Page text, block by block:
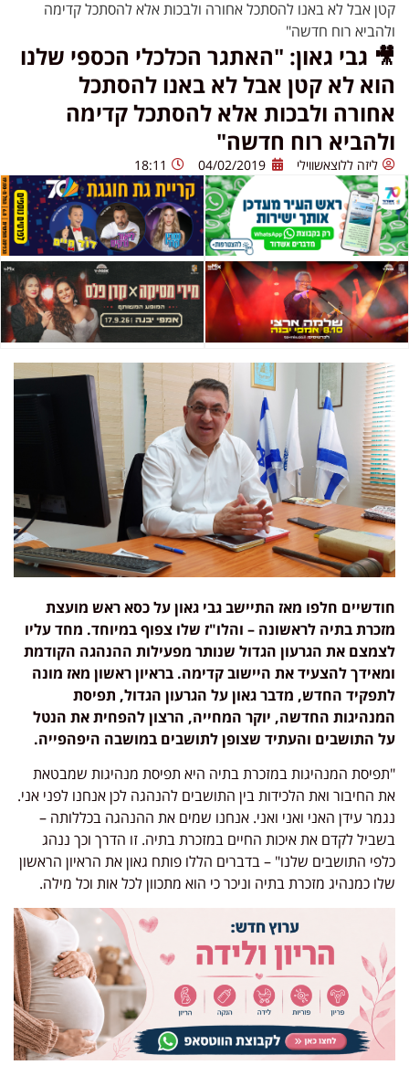
אבל לא באנו להסתכל אחורה ולבכות אלא להסתכל קדימה
רוח חדשה"
גבי גאון: "האתגר הכלכלי הכספי שלנו
לא קטן אבל לא באנו להסתכל
ולבכות אלא להסתכל קדימה
רוח חדשה"
ליזה ללוצאשווילי 04/02/2019
18:11
חלפו מאז התיישב גבי גאון על כסא ראש מועצת
בתיה לראשונה – והלו"ז שלו צפוף במיוחד. מחד עליו
את הגרעון הגדול שנותר מפעילות ההנהגה הקודמת
להצעיד את היישוב קדימה. בראיון ראשון מאז מונה
החדש, מדבר גאון על הגרעון הגדול, תפיסת
החדשה, יוקר המחייה, הרצון להפחית את הנטל
התושבים והעתיד שצופן לתושבים במושבה היפהפייה.
המנהיגות במזכרת בתיה היא תפיסת מנהיגות שמבטאת
החיבור ואת הלכידות בין התושבים להנהגה לכן אנחנו לפני אני.
עידן האני ואני ואני. אנחנו שמים את ההנהגה בכללותה –
לקדם את איכות החיים במזכרת בתיה. זו הדרך וכך ננהג
התושבים שלנו" – בדברים הללו פותח גאון את הראיון הראשון
כמנהיג מזכרת בתיה וניכר כי הוא מתכוון לכל אות וכל מילה.